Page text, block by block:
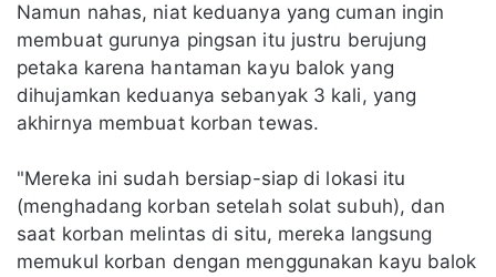
Namun nahas, niat keduanya yang cuman ingin
membuat gurunya pingsan itu justru berujung
petaka karena hantaman kayu balok yang
dihujamkan keduanya sebanyak 3 kali, yang
akhirnya membuat korban tewas.
"Mereka ini sudah bersiap-siap di lokasi itu
(menghadang korban setelah solat subuh), dan
saat korban melintas di situ, mereka langsung
memukul korban dengan menggunakan kayu balok